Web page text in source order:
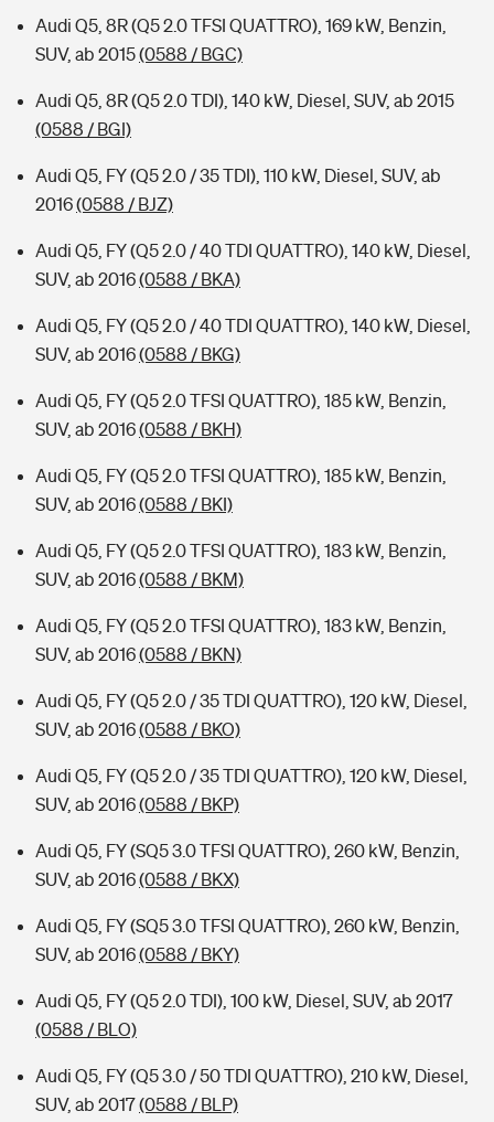
Audi Q5, 8R (Q5 2.0 TFSI QUATTRO), 169 kW, Benzin,
SUV, ab 2015(0588 / BGC)
Audi Q5, 8R (Q5 2.0 TDI), 140 kW, Diesel, SUV, ab 2015
(0588 / BGI)
Audi Q5, FY (Q5 2.0 / 35 TDI), 110 kW, Diesel, SUV, ab
2016(0588 / BJZ)
Audi Q5, FY (Q5 2.0 / 40 TDI QUATTRO), 140 kW, Diesel,
SUV, ab 2016(0588 / BKA)
Audi Q5, FY (Q5 2.0 / 40 TDI QUATTRO), 140 kW, Diesel,
SUV, ab 2016(0588 / BKG)
Audi Q5, FY (Q5 2.0 TFSI QUATTRO), 185 kW, Benzin,
SUV, ab 2016(0588 / BKH)
Audi Q5, FY (Q5 2.0 TFSI QUATTRO), 185 kW, Benzin,
SUV, ab 2016(0588 / BKI)
Audi Q5, FY (Q5 2.0 TFSI QUATTRO), 183 kW, Benzin,
SUV, ab 2016(0588 / BKM)
Audi Q5, FY (Q5 2.0 TFSI QUATTRO), 183 kW, Benzin,
SUV, ab 2016(0588 / BKN)
Audi Q5, FY (Q5 2.0 / 35 TDI QUATTRO), 120 kW, Diesel,
SUV, ab 2016(0588 / BKO)
Audi Q5, FY (Q5 2.0 / 35 TDI QUATTRO), 120 kW, Diesel,
SUV, ab 2016(0588 / BKP)
Audi Q5, FY (SQ5 3.0 TFSI QUATTRO), 260 kW, Benzin,
SUV, ab 2016(0588 / BKX)
Audi Q5, FY (SQ5 3.0 TFSI QUATTRO), 260 kW, Benzin,
SUV, ab 2016(0588 / BKY)
Audi Q5, FY (Q5 2.0 TDI), 100 kW, Diesel, SUV, ab 2017
(0588 / BLO)
Audi Q5, FY (Q5 3.0 / 50 TDI QUATTRO), 210 kW, Diesel,
SUV, ab 2017(0588 / BLP)